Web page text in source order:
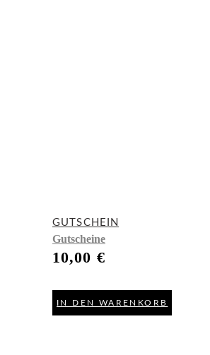
GUTSCHEIN
Gutscheine
10,00 €
IN DEN WARENKORB